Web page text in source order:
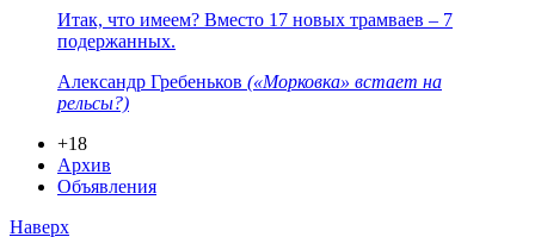
Итак, что имеем? Вместо 17 новых трамваев – 7
подержанных.
Александр Гребеньков («Морковка» встает на
рельсы?)
+18
Архив
Объявления
Наверх